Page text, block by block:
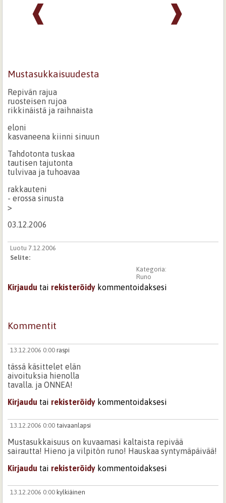
❱
❰
Mustasukkaisuudesta
Repivän rajua
ruosteisen rujoa
rikkinäistä ja raihnaista
eloni
kasvaneena kiinni sinuun
Tahdotonta tuskaa
tautisen tajutonta
tulvivaa ja tuhoavaa
rakkauteni
- erossa sinusta
>
03.12.2006
Luotu 7.12.2006
Selite:
Kategoria:
Runo
Kirjaudu tai rekisteröidy kommentoidaksesi
Kommentit
13.12.2006 0:00 raspi
tässä käsittelet elän
aivoituksia hienolla
tavalla. ja ONNEA!
Kirjaudu tai rekisteröidy kommentoidaksesi
13.12.2006 0:00 taivaanlapsi
Mustasukkaisuus on kuvaamasi kaltaista repivää
sairautta! Hieno ja vilpitön runo! Hauskaa syntymäpäivää!
Kirjaudu tai rekisteröidy kommentoidaksesi
13.12.2006 0:00 kylkiäinen